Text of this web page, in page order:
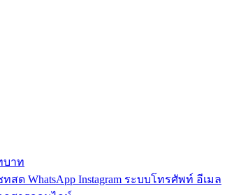
บาท
ด WhatsApp Instagram ระบบโทรศัพท์ อีเมล